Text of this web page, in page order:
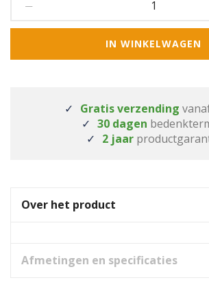
IN WINKELWAGEN
Gratis verzending
30 dagen
2 jaar
Over het product
Afmetingen en specificaties